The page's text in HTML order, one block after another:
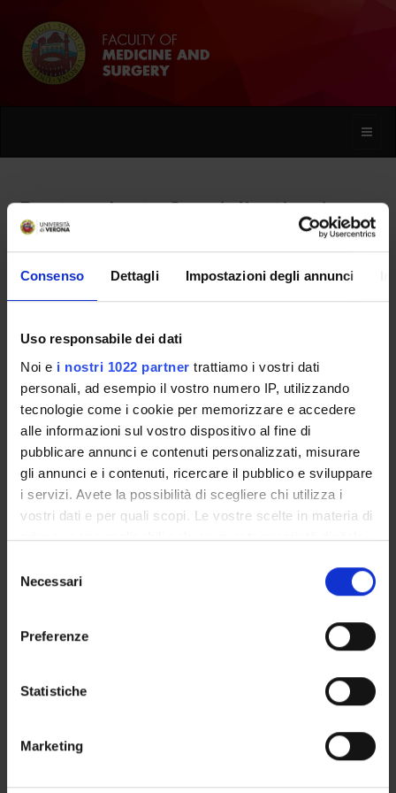
Consenso Dettagli Impostazioni degli annunci
Uso responsabile dei dati
Noi e i nostri 1022 partner trattiamo i vostri dati
personali, ad esempio il vostro numero IP, utilizzando
tecnologie come i cookie per memorizzare e accedere
alle informazioni sul vostro dispositivo al fine di
pubblicare annunci e contenuti personalizzati, misurare
gli annunci e i contenuti, ricercare il pubblico e sviluppare
i servizi. Avete la possibilità di scegliere chi utilizza i
vostri dati e per quali scopi. Le vostre scelte in materia di
privacy sono applicabili solo su questa proprietà digitale
modificare o revocare il proprio consenso in qualsiasi
momento dalla Dichiarazione sui cookie o facendo clic
raccogliere informazioni sulla tua posizione
geografica, con un'approssimazione di qualche
Identificare il tuo dispositivo, scansionandolo
delNecessari
Preferenze
Statistiche
Marketing
Toggle
Postgraduate Specialisation in
Maxillofacial Surgery
Home
Overview
Enrolment Procedures and Admission Requirements
Degree Programme
Courses
Governing bodies
Rete formativa
Postgraduate Specialisation in
Maxillofacial Surgery
Other activities 2